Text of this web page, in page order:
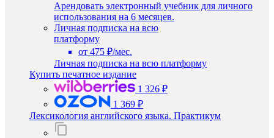
Арендовать электронный учебник для личного
использования на 6 месяцев.
Личная подписка на всю
платформу
от 475 ₽/мес.
Личная подписка на всю платформу
Купить печатное издание
1 326 ₽
1 369 ₽
Лексикология английского языка. Практикум